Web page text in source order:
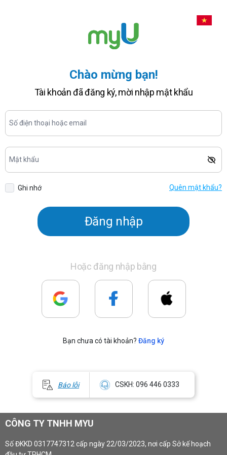
Chào mừng bạn!
Tài khoản đã đăng ký, mời nhập mật khẩu
Ghi nhớ Quên mật khẩu?
Đăng nhập
Hoặc đăng nhập bằng
Bạn chưa có tài khoản? Đăng ký
Báo lỗi CSKH: 096 446 0333
CÔNG TY TNHH MYU
Số ĐKKD 0317747312 cấp ngày 22/03/2023, nơi cấp Sở kế hoạch